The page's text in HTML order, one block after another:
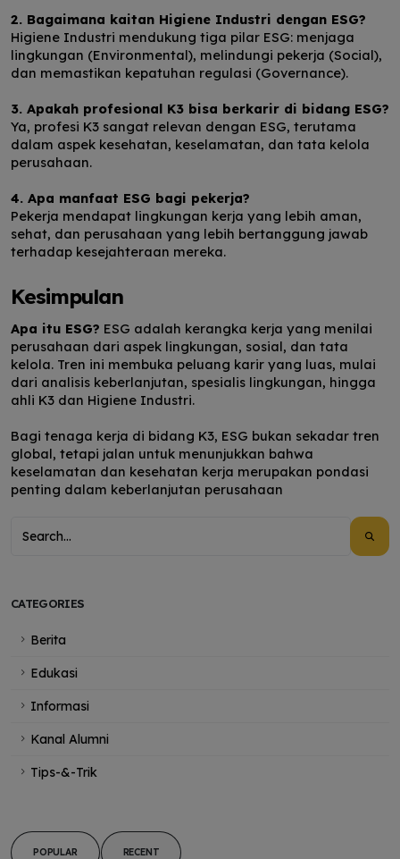
2. Bagaimana kaitan Higiene Industri dengan ESG?
Higiene Industri mendukung tiga pilar ESG: menjaga
lingkungan (Environmental), melindungi pekerja (Social),
dan memastikan kepatuhan regulasi (Governance).
3. Apakah profesional K3 bisa berkarir di bidang ESG?
Ya, profesi K3 sangat relevan dengan ESG, terutama
dalam aspek kesehatan, keselamatan, dan tata kelola
perusahaan.
4. Apa manfaat ESG bagi pekerja?
Pekerja mendapat lingkungan kerja yang lebih aman,
sehat, dan perusahaan yang lebih bertanggung jawab
terhadap kesejahteraan mereka.
Kesimpulan
Apa itu ESG? ESG adalah kerangka kerja yang menilai
perusahaan dari aspek lingkungan, sosial, dan tata
kelola. Tren ini membuka peluang karir yang luas, mulai
dari analisis keberlanjutan, spesialis lingkungan, hingga
ahli K3 dan Higiene Industri.
Bagi tenaga kerja di bidang K3, ESG bukan sekadar tren
global, tetapi jalan untuk menunjukkan bahwa
keselamatan dan kesehatan kerja merupakan pondasi
penting dalam keberlanjutan perusahaan
CATEGORIES
Berita
Edukasi
Informasi
Kanal Alumni
Tips-&-Trik
POPULAR RECENT